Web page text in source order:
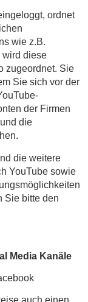
ordnet
wie z.B.
wird diese
zugeordnet. Sie
Sie sich vor der
der Firmen
die
die weitere
YouTube sowie
Sie bitte den
Media Kanäle